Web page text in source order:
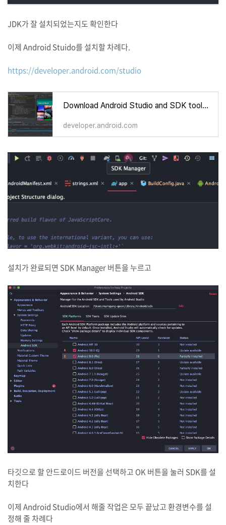
JDK가 잘 설치되었는지도 확인한다
이제 Android Stuido를 설치할 차례다.
https://developer.android.com/studio
Download Android Studio and SDK tools | Android 스튜디오
developer.android.com
설치가 완료되면 SDK Manager 버튼을 누르고
타깃으로 할 안드로이드 버전을 선택하고 OK 버튼을 눌러 SDK를 설
치한다
이제 Android Studio에서 해줄 작업은 모두 끝났고 환경변수를 설
정해 줄 차례다